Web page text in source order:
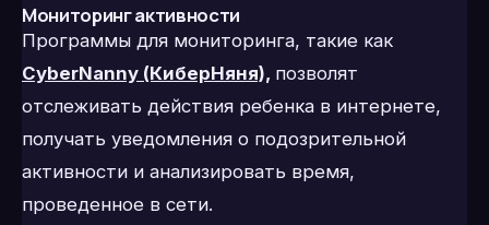
Мониторинг активности
Программы для мониторинга, такие как
CyberNanny (КиберНяня), позволят
отслеживать действия ребенка в интернете,
получать уведомления о подозрительной
активности и анализировать время,
проведенное в сети.